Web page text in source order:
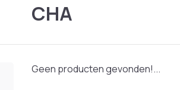
CHA
Geen producten gevonden!...